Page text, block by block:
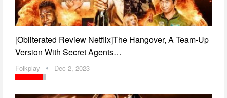
[Obliterated Review Netflix]The Hangover, A Team-Up
Version With Secret Agents…
Folkplay Dec 2, 2023